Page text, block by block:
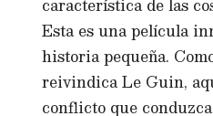
característica de las
Esta es una película
historia pequeña.
reivindica Le Guin,
conflicto que